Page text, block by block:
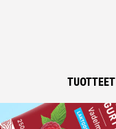
TUOTTEET